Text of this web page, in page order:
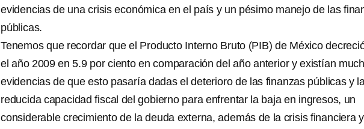
evidencias de una crisis económica en el país y un pésimo manejo de las
públicas.
Tenemos que recordar que el Producto Interno Bruto (PIB) de México
el año 2009 en 5.9 por ciento en comparación del año anterior y existían
evidencias de que esto pasaría dadas el deterioro de las finanzas públicas y
reducida capacidad fiscal del gobierno para enfrentar la baja en ingresos, un
considerable crecimiento de la deuda externa, además de la crisis financiera y